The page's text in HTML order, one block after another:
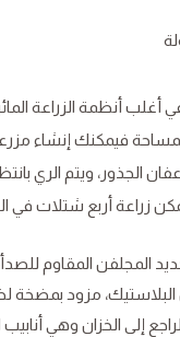
أغلب أنظمة الزراعة
فيمكنك إنشاء
الجذور، ويتم الري
المجلفن المقاوم
البلاستيك، مزود بمضخة
إلى الخزان وهي